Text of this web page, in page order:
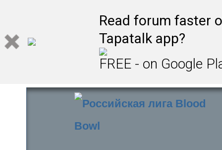
Read forum faster
Tapatalk app?
FREE - on Google